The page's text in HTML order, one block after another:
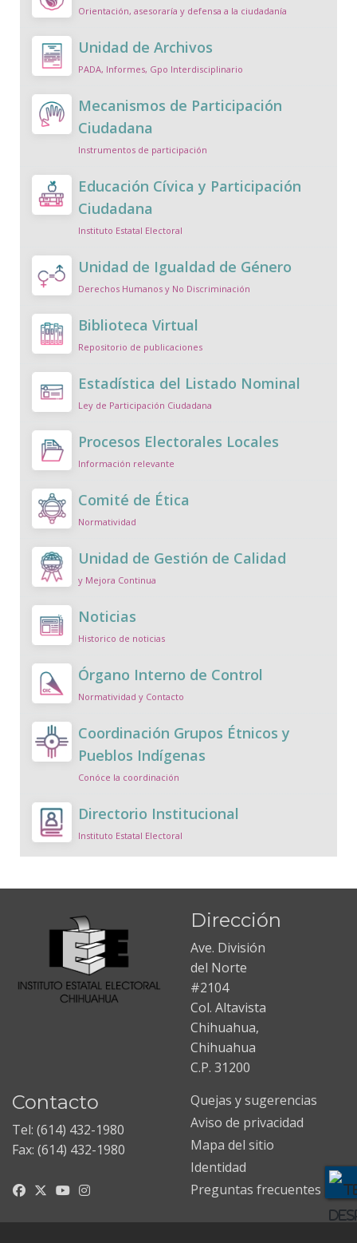
Orientación, asesoraría y defensa a la ciudadanía
Unidad de Archivos
PADA, Informes, Gpo Interdisciplinario
Mecanismos de Participación
Ciudadana
Instrumentos de participación
Educación Cívica y Participación
Ciudadana
Instituto Estatal Electoral
Unidad de Igualdad de Género
Derechos Humanos y No Discriminación
Biblioteca Virtual
Repositorio de publicaciones
Estadística del Listado Nominal
Ley de Participación Ciudadana
Procesos Electorales Locales
Información relevante
Comité de Ética
Normatividad
Unidad de Gestión de Calidad
y Mejora Continua
Noticias
Historico de noticias
Órgano Interno de Control
Normatividad y Contacto
Coordinación Grupos Étnicos y
Pueblos Indígenas
Conóce la coordinación
Directorio Institucional
Instituto Estatal Electoral
Dirección
Ave. División
del Norte
#2104
Col. Altavista
Chihuahua,
Chihuahua
C.P. 31200
Contacto
Tel: (614) 432-1980
Fax: (614) 432-1980
Quejas y sugerencias
Aviso de privacidad
Mapa del sitio
Identidad
Preguntas frecuentes